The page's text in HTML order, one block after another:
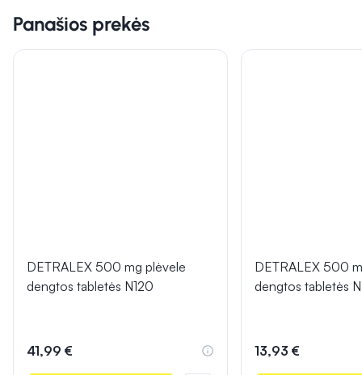
Panašios prekės
DETRALEX 500 mg plėvele
dengtos tabletės N120
41,99 €
DETRALEX 500
dengtos tabletės
13,93 €